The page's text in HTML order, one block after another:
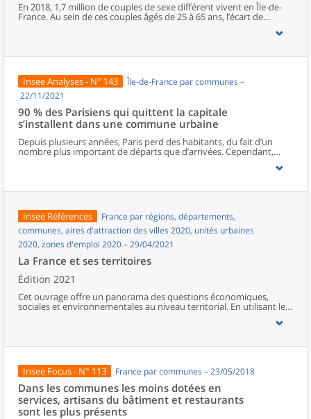
cumulent différentes difficultés. En outre, la crise sanitaire a
détérioré la situation financière et la qualité de vie d’une partie
En 2018, 1,7 million de couples de sexe différent vivent en Île-de-
France. Au sein de ces couples âgés de 25 à 65 ans, l’écart de
revenus d’activité atteint 32 % en défaveur des femmes. Ces écarts
de revenus sont plus prononcés parmi les couples mariés ou avec
importantes pour les couples plus jeunes. Enfin, les couples dont
d’importants écarts en défaveur des femmes ; ces couples vivent
surtout dans le centre de Paris et à l’ouest de la capitale.
Insee Analyses - N° 143
Île-de-France par communes –
22/11/2021
90 % des Parisiens qui quittent la capitale
s’installent dans une commune urbaine
Depuis plusieurs années, Paris perd des habitants, du fait d’un
nombre plus important de départs que d’arrivées. Cependant,
beaucoup de Parisiens qui quittent la capitale, notamment les
plus, souvent des retraités, s’installent, pour près d’un tiers d’entre
résidentielle, urbain ou rural, le déménagement s’accompagne le
plus souvent d’un agrandissement du logement. Plus de la moitié
des actifs quittant Paris ne changent pas de lieu de travail. La
pratique du télétravail, accentuée par la crise sanitaire, pourrait
entraîner une hausse des mobilités résidentielles.
Insee Références
France par régions, départements,
communes, aires d'attraction des villes 2020, unités urbaines
2020, zones d'emploi 2020 – 29/04/2021
La France et ses territoires
Édition 2021
Cet ouvrage offre un panorama des questions économiques,
sociales et environnementales au niveau territorial. En utilisant les
disparités géographiques en France, sur les forces et faiblesses des
population.
Insee Focus - N° 113 France par communes – 23/05/2018
Dans les communes les moins dotées en
services, artisans du bâtiment et restaurants
sont les plus présents